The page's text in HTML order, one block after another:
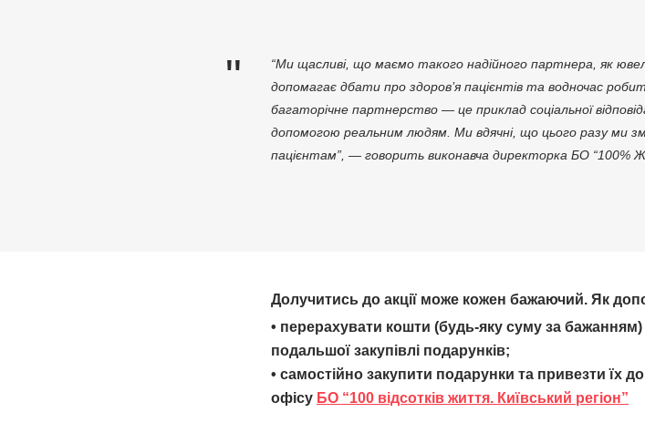
“Ми щасливі, що маємо такого надійного партнера, як
допомагає дбати про здоров’я пацієнтів та водночас
багаторічне партнерство — це приклад соціальної
допомогою реальним людям. Ми вдячні, що цього разу ми
пацієнтам”, — говорить виконавча директорка БО “100%
Долучитись до акції може кожен бажаючий. Як
• перерахувати кошти (будь-яку суму за бажанням)
подальшої закупівлі подарунків;
• самостійно закупити подарунки та привезти їх до
офісу БО “100 відсотків життя. Київський регіон”